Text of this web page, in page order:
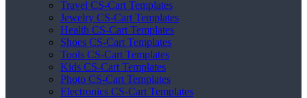
Travel CS-Cart Templates
Jewelry CS-Cart Templates
Health CS-Cart Templates
Shoes CS-Cart Templates
Tools CS-Cart Templates
Kids CS-Cart Templates
Photo CS-Cart Templates
Electronics CS-Cart Templates